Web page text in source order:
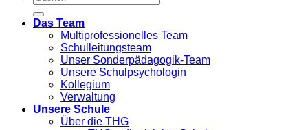
Das Team
Multiprofessionelles Team
Schulleitungsteam
Unser Sonderpädagogik-Team
Unsere Schulpsychologin
Kollegium
Verwaltung
Unsere Schule
Über die THG